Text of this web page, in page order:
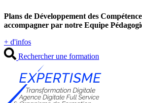
au
contenu
Plans de Développement des
accompagner par notre Equipe
+ d'infos
Rechercher une formation